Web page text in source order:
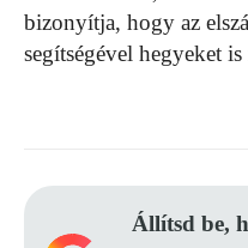
bizonyítja, hogy az
segítségével hegyeket
Állítsd be,